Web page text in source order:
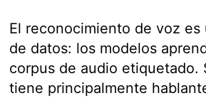
El reconocimiento de voz es
de datos: los modelos
corpus de audio etiquetado.
tiene principalmente